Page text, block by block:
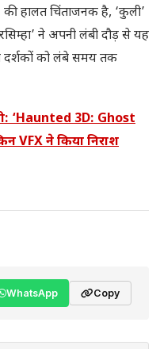
हालत चिंताजनक है, ‘कुली’
ने अपनी लंबी दौड़ से यह
दर्शकों को लंबे समय तक
‘Haunted 3D: Ghost
VFX ने किया निराश
WhatsApp Copy